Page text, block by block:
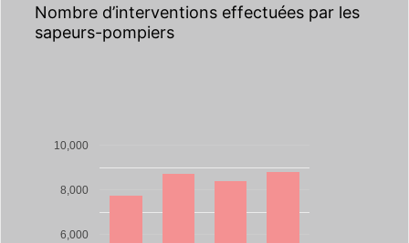
Nombre d’interventions effectuées par les
sapeurs-pompiers
6,000
8,000
10,000